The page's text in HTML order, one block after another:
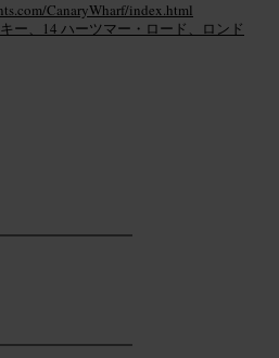
CanaryWharf/index.html
ー、14 ハーツマー・ロード、ロンド